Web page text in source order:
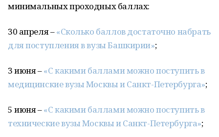
минимальных проходных баллах:
30 апреля –«Сколько баллов достаточно набрать
для поступления в вузы Башкирии»;
3 июня –«С какими баллами можно поступить в
медицинские вузы Москвы и Санкт-Петербурга»;
5 июня –«С какими баллами можно поступить в
технические вузы Москвы и Санкт-Петербурга»;